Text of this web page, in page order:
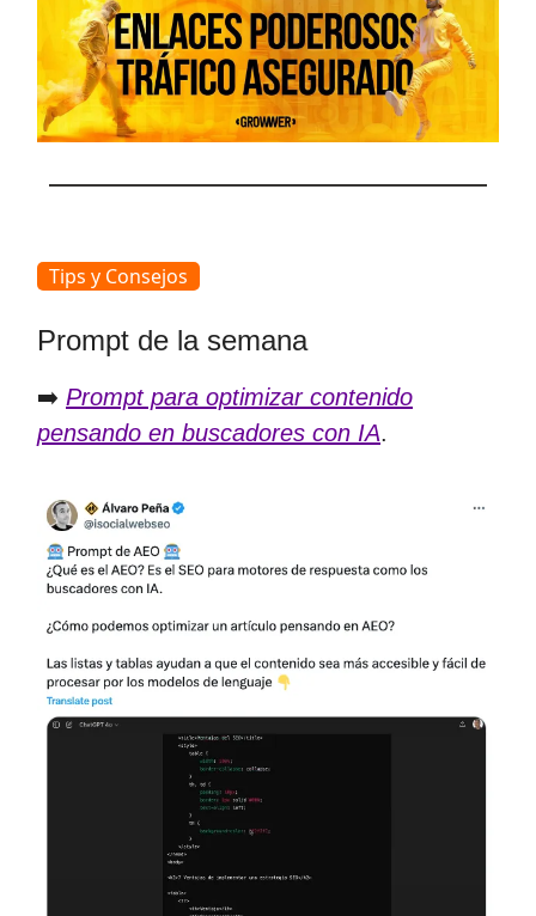
Tips y Consejos
Prompt de la semana
➡️ Prompt para optimizar contenido
pensando en buscadores con IA.